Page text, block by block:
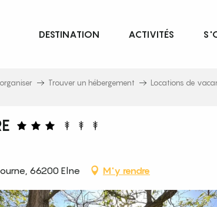
DESTINATION ACTIVITÉS
Trouver un hébergement Locations de
66200 Elne M'y rendre